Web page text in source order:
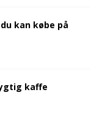
kan købe på
kaffe